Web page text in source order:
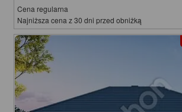
Cena regularna
Najniższa cena z 30 dni przed obniżką